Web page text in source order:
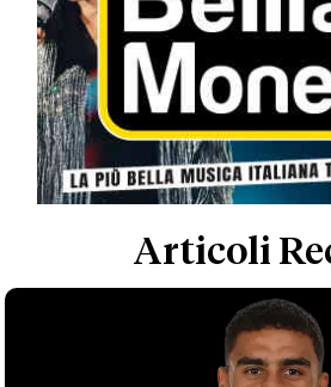
Articoli